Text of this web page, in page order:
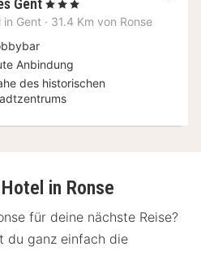
Gent
Nächte
€
, 3 Sterne
in Gent · 31.4 Km von Ronse
Anbindung
des historischen
in Ronse
für deine nächste Reise?
du ganz einfach die